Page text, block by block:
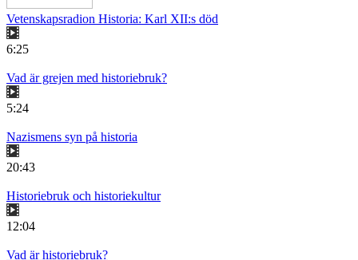
Vetenskapsradion Historia: Karl XII:s död
6:25
Vad är grejen med historiebruk?
5:24
Nazismens syn på historia
20:43
Historiebruk och historiekultur
12:04
Vad är historiebruk?